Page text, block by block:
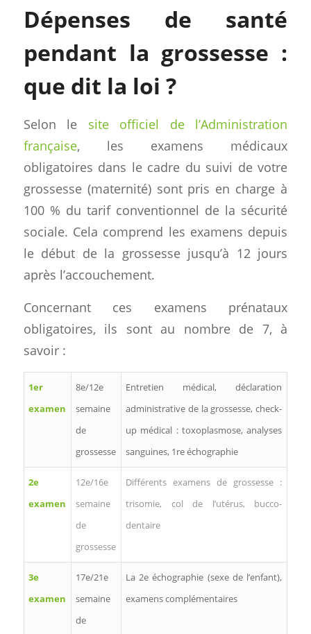
Dépenses de santé
pendant la grossesse :
que dit la loi ?
Selon le site officiel de l’Administration
française, les examens médicaux
obligatoires dans le cadre du suivi de votre
grossesse (maternité) sont pris en charge à
100 % du tarif conventionnel de la sécurité
sociale. Cela comprend les examens depuis
le début de la grossesse jusqu’à 12 jours
après l’accouchement.
Concernant ces examens prénataux
obligatoires, ils sont au nombre de 7, à
savoir :
1er
examen
8e/12e
semaine
de
grossesse
Entretien médical, déclaration
administrative de la grossesse, check-
up médical : toxoplasmose, analyses
sanguines, 1re échographie
2e
examen
12e/16e
semaine
de
grossesse
Différents examens de grossesse :
trisomie, col de l’utérus, bucco-
dentaire
3e
examen
17e/21e
semaine
de
La 2e échographie (sexe de l’enfant),
examens complémentaires